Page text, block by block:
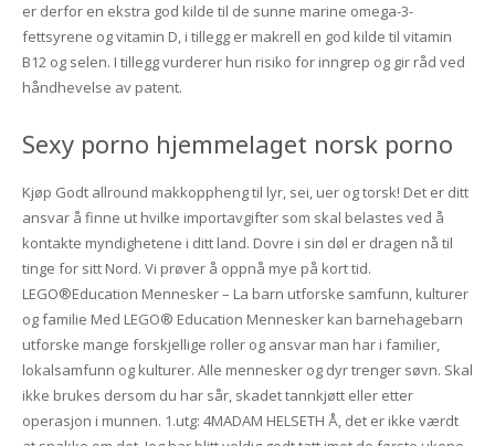
er derfor en ekstra god kilde til de sunne marine omega-3-
fettsyrene og vitamin D, i tillegg er makrell en god kilde til vitamin
B12 og selen. I tillegg vurderer hun risiko for inngrep og gir råd ved
håndhevelse av patent.
Sexy porno hjemmelaget norsk porno
Kjøp Godt allround makkoppheng til lyr, sei, uer og torsk! Det er ditt
ansvar å finne ut hvilke importavgifter som skal belastes ved å
kontakte myndighetene i ditt land. Dovre i sin døl er dragen nå til
tinge for sitt Nord. Vi prøver å oppnå mye på kort tid.
LEGO®Education Mennesker – La barn utforske samfunn, kulturer
og familie Med LEGO® Education Mennesker kan barnehagebarn
utforske mange forskjellige roller og ansvar man har i familier,
lokalsamfunn og kulturer. Alle mennesker og dyr trenger søvn. Skal
ikke brukes dersom du har sår, skadet tannkjøtt eller etter
operasjon i munnen. ​​1.utg: 4MADAM HELSETH Å, det er ikke værdt